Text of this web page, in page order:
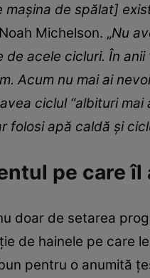
mașina de spălat]
Michelson. „Nu
acele cicluri. În anii
Acum nu mai ai
ciclul “albituri mai
apă caldă și
pe care
doar de setarea
de hainele pe care
pentru o anumită